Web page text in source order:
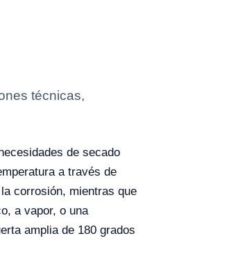
técnicas,
de secado
a través de
corrosión, mientras que
a vapor, o una
amplia de 180 grados